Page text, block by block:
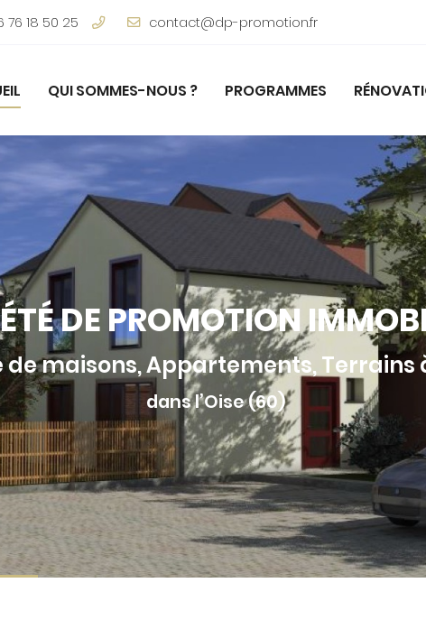
76 18 50 25
QUI SOMMES-NOUS ? PROGRAMMES
DE PROMOTION
de maisons, Appartements, Terrains
dans l’Oise (60)